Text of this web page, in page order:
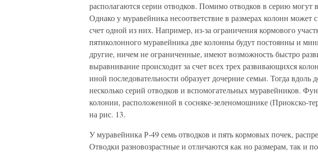
располагаются серии отводков. Помимо отводков в серию могут
Однако у муравейника несоответствие в размерах колонн может
счет одной из них. Например, из-за ограничения кормового
пятиколонного муравейника две колонны будут постоянны и
другие, ничем не ограниченные, имеют возможность быстро
выравнивание происходит за счет всех трех развивающихся
иной последовательности образует дочерние семьи. Тогда вдоль
несколько серий отводков и вспомогательных муравейников.
колонии, расположенной в сосняке-зеленомошнике (Приокско-
на рис. 13.
У муравейника Р-49 семь отводков и пять кормовых почек,
Отводки разновозрастные и отличаются как но размерам, так и